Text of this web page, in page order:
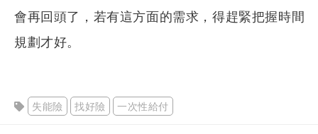
會再回頭了，若有這方面的需求，得趕緊把握時間
規劃才好。
失能險 找好險 一次性給付